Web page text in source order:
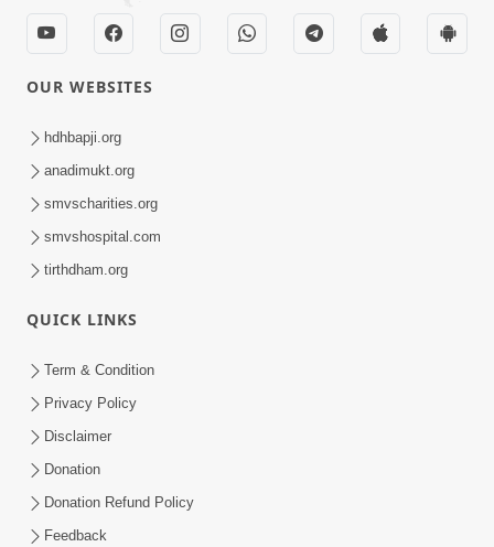
OUR WEBSITES
hdhbapji.org
anadimukt.org
smvscharities.org
smvshospital.com
tirthdham.org
QUICK LINKS
Term & Condition
Privacy Policy
Disclaimer
Donation
Donation Refund Policy
Feedback